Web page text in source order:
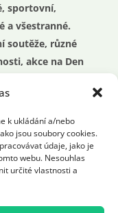
k ukládání a/nebo
jsou soubory cookies.
údaje, jako je
webu. Nesouhlas
určité vlastnosti a
sportovní,
a všestranné.
soutěže, různé
akce na Den
tábory a
a mládež.